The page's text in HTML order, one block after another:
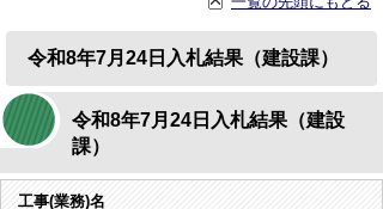
令和8年7月24日入札結果（建設課）
令和8年7月24日入札結果（建設
課）
工事(業務)名